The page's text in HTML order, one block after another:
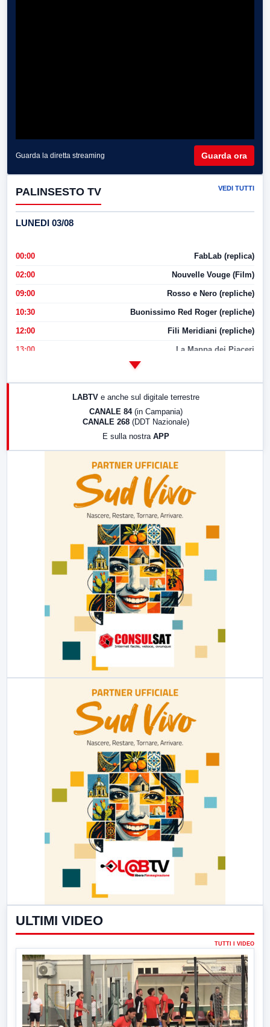
Guarda la diretta streaming Guarda ora
PALINSESTO TV VEDI TUTTI
LUNEDI 03/08
00:00 FabLab (replica)
02:00 Nouvelle Vouge (Film)
09:00 Rosso e Nero (repliche)
10:30 Buonissimo Red Roger (repliche)
12:00 Fili Meridiani (repliche)
13:00 La Mappa dei Piaceri
LABTV e anche sul digitale terrestre
CANALE 84 (in Campania)
CANALE 268 (DDT Nazionale)
E sulla nostra APP
ULTIMI VIDEO
TUTTI I VIDEO